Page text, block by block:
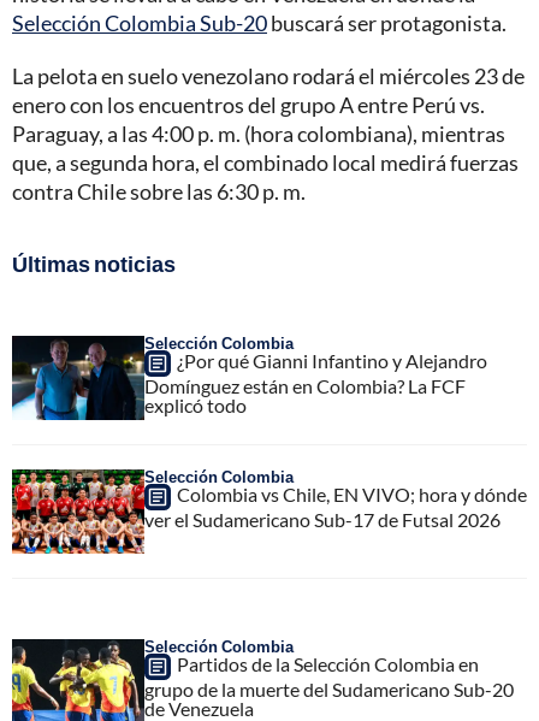
Selección Colombia Sub-20buscará ser protagonista.
La pelota en suelo venezolano rodará el miércoles 23 de
enero con los encuentros del grupo A entre Perú vs.
Paraguay, a las 4:00 p. m. (hora colombiana), mientras
que, a segunda hora, el combinado local medirá fuerzas
contra Chile sobre las 6:30 p. m.
Últimas noticias
Selección Colombia
¿Por qué Gianni Infantino y Alejandro
Domínguez están en Colombia? La FCF
explicó todo
Selección Colombia
Colombia vs Chile, EN VIVO; hora y dónde
ver el Sudamericano Sub-17 de Futsal 2026
Selección Colombia
Partidos de la Selección Colombia en
grupo de la muerte del Sudamericano Sub-20
de Venezuela